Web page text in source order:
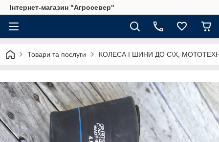
Інтернет-магазин "Агросевер"
Товари та послуги КОЛЕСА І ШИНИ ДО С\Х,